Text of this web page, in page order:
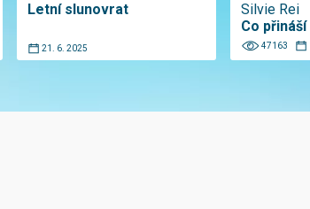
Letní slunovrat
21. 6. 2025
Silvie Rei
Co
47163